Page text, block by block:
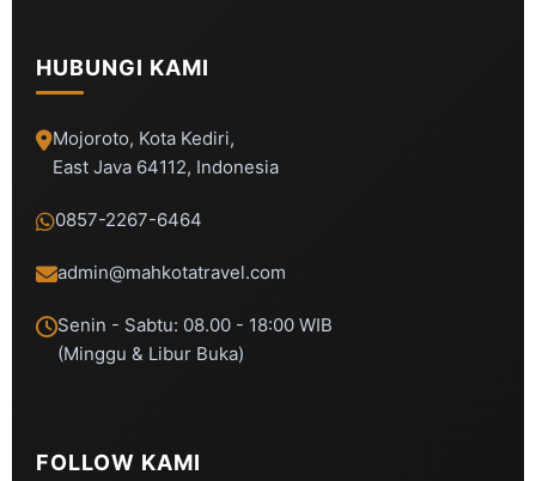
HUBUNGI KAMI
Mojoroto, Kota Kediri,
East Java 64112, Indonesia
0857-2267-6464
admin@mahkotatravel.com
Senin - Sabtu: 08.00 - 18:00 WIB
(Minggu & Libur Buka)
FOLLOW KAMI